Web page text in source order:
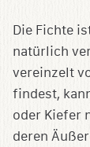
Die Fichte
natürlich
vereinzelt
findest,
oder Kiefer
deren